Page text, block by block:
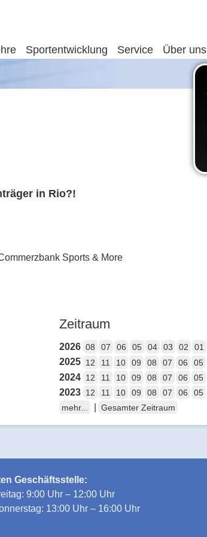
Sportentwicklung Service Über uns
in Rio?!
Sports & More
Zeitraum
2026 08 07 06 05 04 03 02 01
2025 12 11 10 09 08 07 06 05
2024 12 11 10 09 08 07 06 05
2023 12 11 10 09 08 07 06 05
mehr...
Gesamter Zeitraum
Geschäftsstelle:
9:00 Uhr – 12:00 Uhr
13:00 Uhr – 16:00 Uhr